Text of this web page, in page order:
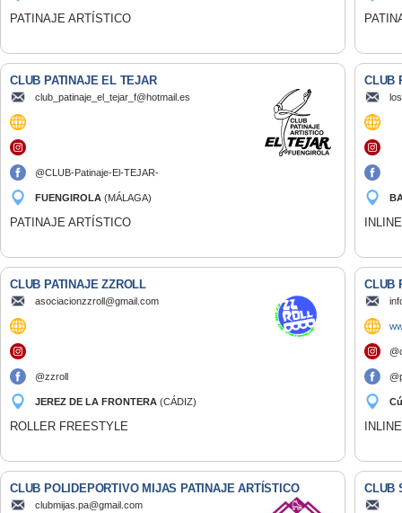
PATINAJE ARTÍSTICO
CLUB PATINAJE EL TEJAR
club_patinaje_el_tejar_f@hotmail.es
@CLUB-Patinaje-El-TEJAR-
FUENGIROLA (MÁLAGA)
PATINAJE ARTÍSTICO
CLUB
CLUB PATINAJE ZZROLL
asociacionzzroll@gmail.com
@zzroll
JEREZ DE LA FRONTERA (CÁDIZ)
ROLLER FREESTYLE
CLUB
CLUB POLIDEPORTIVO MIJAS PATINAJE ARTÍSTICO
clubmijas.pa@gmail.com
CLUB